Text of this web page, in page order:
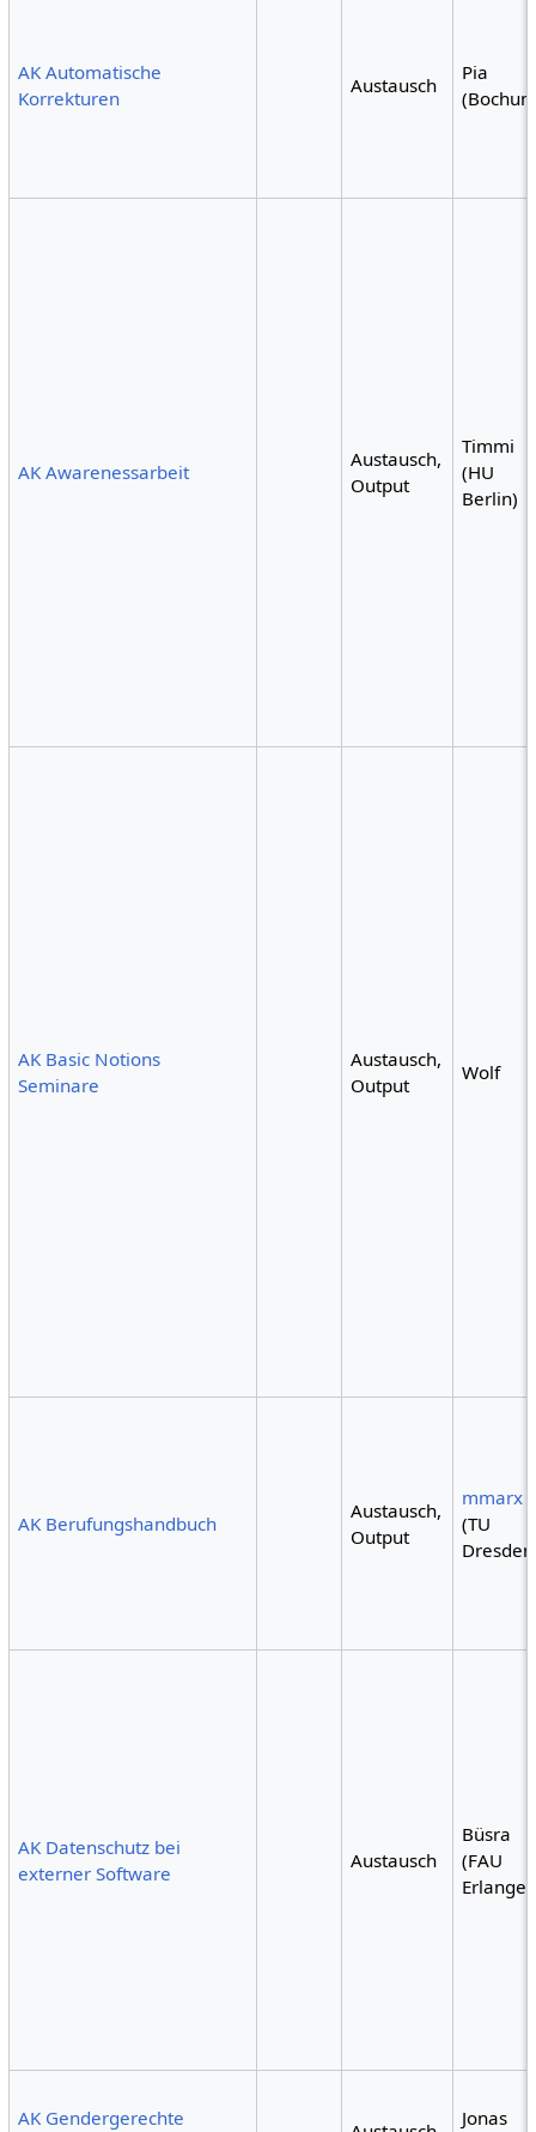
AK Automatische
Korrekturen
Austausch
Pia
AK Awarenessarbeit
Austausch,
Output
Timmi
(HU
Berlin)
AK Basic Notions
Seminare
Austausch,
Output
Wolf
AK Berufungshandbuch
Austausch,
Output
mmarx
(TU
AK Datenschutz bei
externer Software
Austausch
Büsra
(FAU
AK Gendergerechte
Jonas